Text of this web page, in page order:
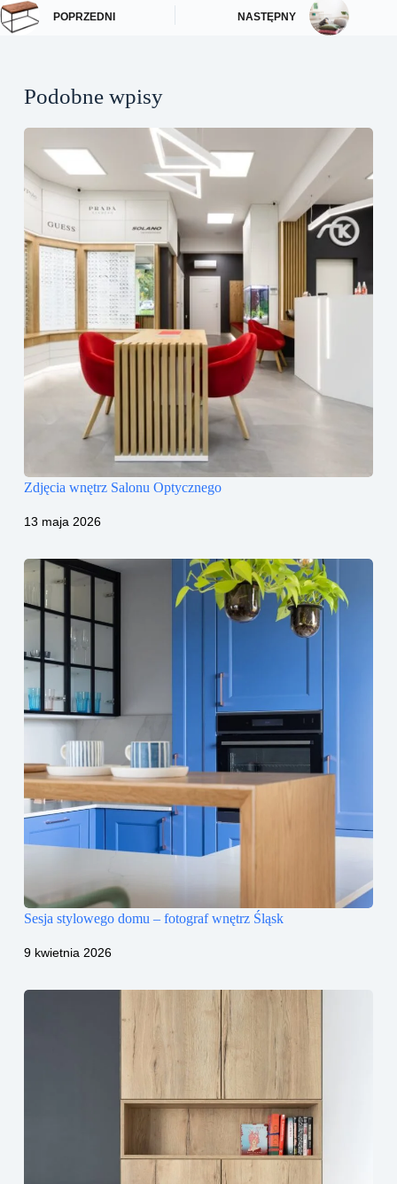
POPRZEDNI NASTĘPNY
Podobne wpisy
Zdjęcia wnętrz Salonu Optycznego
13 maja 2026
Sesja stylowego domu – fotograf wnętrz Śląsk
9 kwietnia 2026